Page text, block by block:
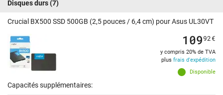
Disques durs(7)
Crucial BX500 SSD 500GB (2,5 pouces / 6,4 cm) pour Asus UL30VT
Disponible
10992€
y compris 20% de TVA
plus frais d'expédition
Capacités supplémentaires: